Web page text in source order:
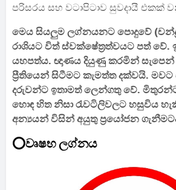
පරිසරය සහ වටාපිටාව සුවදායී එකක්
මෙය සියලුම ලග්නයනට පොදුවේ
රාශියට විත් ස්වක්ෂේත්‍රත්වයට පත්
යහපත්ය. ඥාණය දියුණු කරමින්
ප්‍රීතියෙන් සිටීමට කැමත්ත දක්වයි.
දරුවන්ට ඉතාමත් ලෙන්ගතු වේ.
හොඳ හිත නිසා රැවටිලිවලට හසුවිය
අන්‍යයන් විසින් අයුතු ප්‍රයෝජන
⭕වෘෂභ ලග්නය